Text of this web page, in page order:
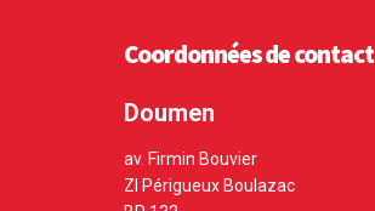
Coordonnées de contact
Doumen
av. Firmin Bouvier
ZI Périgueux Boulazac